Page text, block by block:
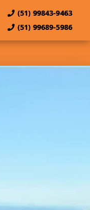
(51) 99843-9463
(51) 99689-5986